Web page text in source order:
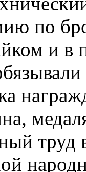
по
и в
труд